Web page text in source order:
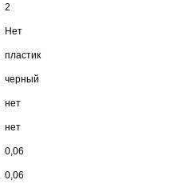
2
Нет
пластик
черный
нет
нет
0,06
0,06